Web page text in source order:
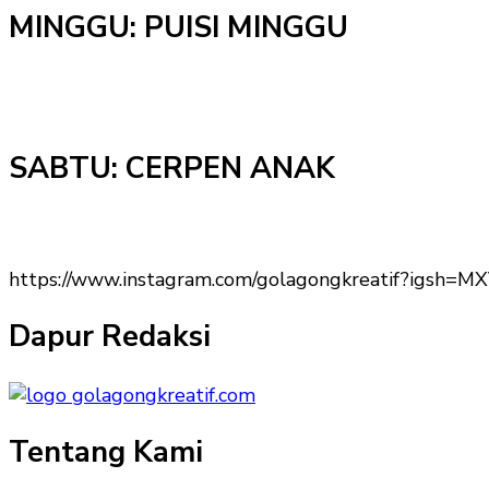
MINGGU: PUISI MINGGU
SABTU: CERPEN ANAK
https://www.instagram.com/
Dapur Redaksi
Tentang Kami